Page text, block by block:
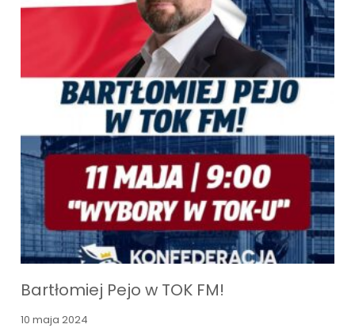
Bartłomiej Pejo w TOK FM!
10 maja 2024